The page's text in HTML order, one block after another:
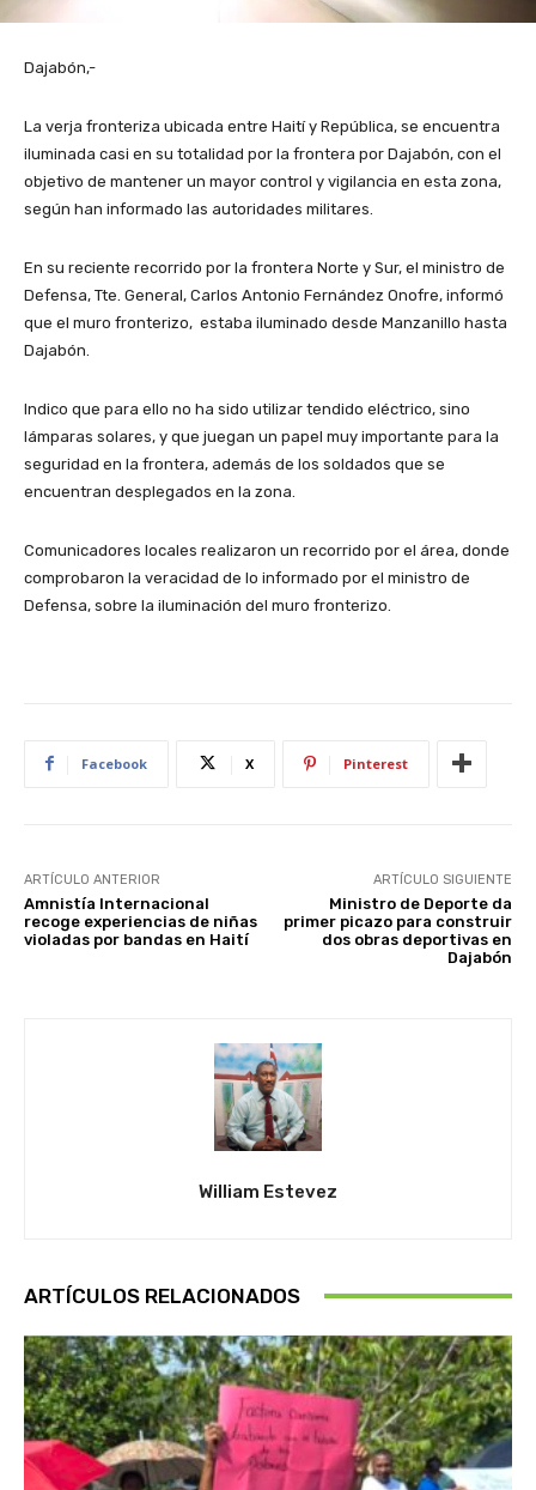
Dajabón,-
La verja fronteriza ubicada entre Haití y República, se encuentra
iluminada casi en su totalidad por la frontera por Dajabón, con el
objetivo de mantener un mayor control y vigilancia en esta zona,
según han informado las autoridades militares.
En su reciente recorrido por la frontera Norte y Sur, el ministro de
Defensa, Tte. General, Carlos Antonio Fernández Onofre, informó
que el muro fronterizo, estaba iluminado desde Manzanillo hasta
Dajabón.
Indico que para ello no ha sido utilizar tendido eléctrico, sino
lámparas solares, y que juegan un papel muy importante para la
seguridad en la frontera, además de los soldados que se
encuentran desplegados en la zona.
Comunicadores locales realizaron un recorrido por el área, donde
comprobaron la veracidad de lo informado por el ministro de
Defensa, sobre la iluminación del muro fronterizo.
Facebook X Pinterest
ARTÍCULO ANTERIOR
Amnistía Internacional
recoge experiencias de niñas
violadas por bandas en Haití
ARTÍCULO SIGUIENTE
Ministro de Deporte da
primer picazo para construir
dos obras deportivas en
Dajabón
William Estevez
ARTÍCULOS RELACIONADOS